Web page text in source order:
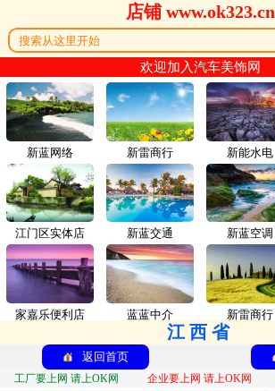
店铺 www.ok323.cn
欢迎加入汽车美饰网
新蓝网络 新雷商行
江门区实体店 新蓝交通
家嘉乐便利店 蓝蓝中介
新能水电
新蓝空调
新雷商行
江西省
返回首页
工厂要上网 请上OK网 企业要上网 请上OK网